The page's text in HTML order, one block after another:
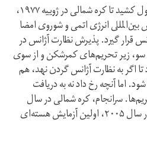
از تاریخ ذکرشده‌ تقریبا ده سال طول کشید تا کره شمالی در ژویيه ۱۹۷۷،
بين‌المللى انرژى اتمى و شوروى امضا
قرار گيرد. پذیرش نظارت آژانس در
زیر تحریم‌های کمرشکن و از سوی
اگر به نظارت آژانس گردن نهد، هم
اما آنچه رخ داد نه به دریافت
سرانجام، کره شمالی در سال
۲۰۰۳ از ان.پی.تی خارج شد و در سال ۲۰۰۵، اولین آزمایش هسته‌ای